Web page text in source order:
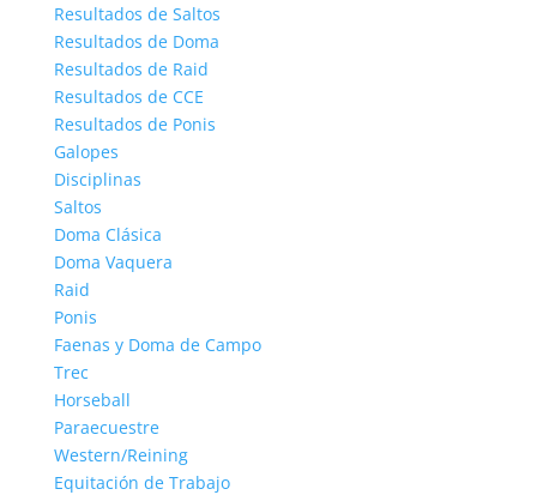
Resultados de Saltos
Resultados de Doma
Resultados de Raid
Resultados de CCE
Resultados de Ponis
Galopes
Disciplinas
Saltos
Doma Clásica
Doma Vaquera
Raid
Ponis
Faenas y Doma de Campo
Trec
Horseball
Paraecuestre
Western/Reining
Equitación de Trabajo